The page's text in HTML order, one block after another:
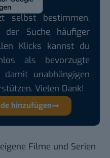
selbst bestimmen,
Suche häufiger
Klicks kannst du
als bevorzugte
unabhängigen
Vielen Dank!
hinzufügen
Filme und Serien